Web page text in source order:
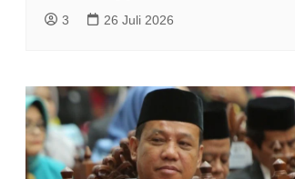
3 26 Juli 2026